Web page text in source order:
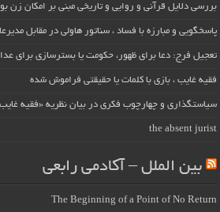
بررسی دلایل قرآنی و روایی و تاریخی مبنی بر امکان
پاسخگویی و مبارزه با فساد ، سناتور هاولی در مقابل
تعجیل فرج: دعا برای ظهور، حکومت یا بسترسازی برای
فقیه غایب ، بازی با کلمات یا حقیقتی فراموش شده
سیاستگذاری و چهارچوب فکری در بیان نظریه «فقیه
the absent jurist
بین الملل – آکادمی رابعی
The Beginning of a Point of No Return